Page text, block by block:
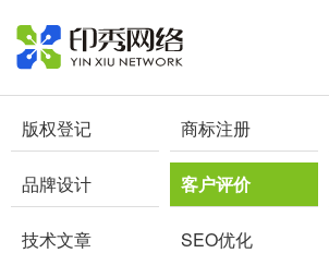
版权登记 商标注册
品牌设计 客户评价
技术文章 SEO优化